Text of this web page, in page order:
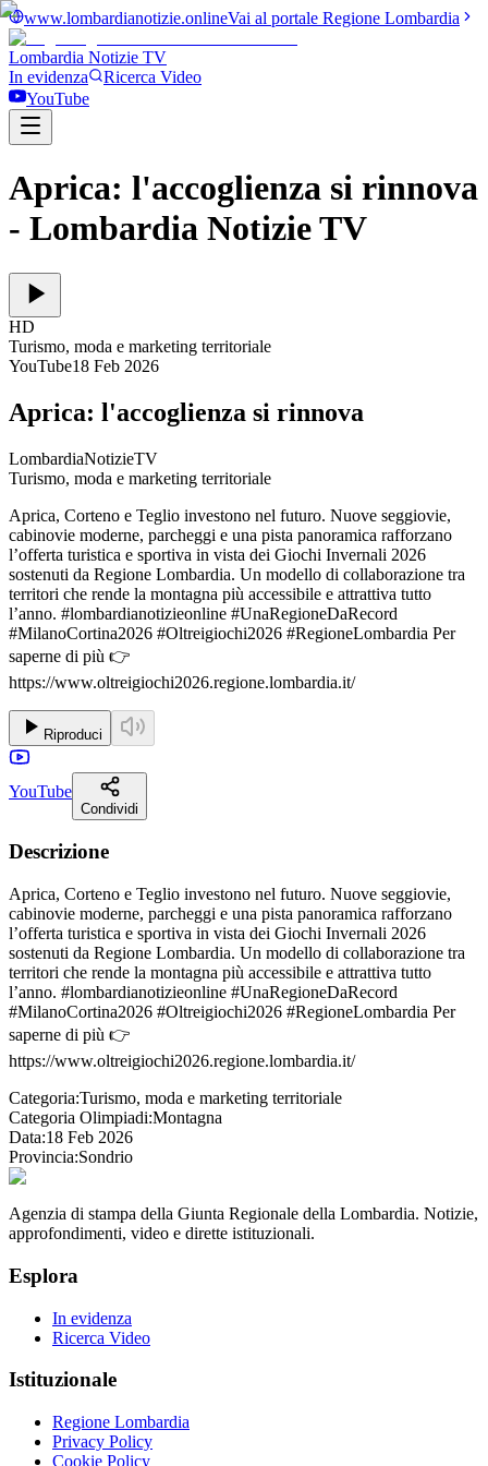
www.lombardianotizie.onlineVai al portale Regione Lombardia
Lombardia Notizie TV
In evidenza
Ricerca Video
YouTube
Aprica: l'accoglienza si rinnova
- Lombardia Notizie TV
HD
Turismo, moda e marketing territoriale
YouTube18 Feb 2026
Aprica: l'accoglienza si rinnova
LombardiaNotizieTV
Turismo, moda e marketing territoriale
Aprica, Corteno e Teglio investono nel futuro. Nuove seggiovie,
cabinovie moderne, parcheggi e una pista panoramica rafforzano
l’offerta turistica e sportiva in vista dei Giochi Invernali 2026
sostenuti da Regione Lombardia. Un modello di collaborazione tra
territori che rende la montagna più accessibile e attrattiva tutto
l’anno. #lombardianotizieonline #UnaRegioneDaRecord
#MilanoCortina2026 #Oltreigiochi2026 #RegioneLombardia Per
saperne di più 👉
https://www.oltreigiochi2026.regione.lombardia.it/
Riproduci
YouTube
Condividi
Descrizione
Aprica, Corteno e Teglio investono nel futuro. Nuove seggiovie,
cabinovie moderne, parcheggi e una pista panoramica rafforzano
l’offerta turistica e sportiva in vista dei Giochi Invernali 2026
sostenuti da Regione Lombardia. Un modello di collaborazione tra
territori che rende la montagna più accessibile e attrattiva tutto
l’anno. #lombardianotizieonline #UnaRegioneDaRecord
#MilanoCortina2026 #Oltreigiochi2026 #RegioneLombardia Per
saperne di più 👉
https://www.oltreigiochi2026.regione.lombardia.it/
Categoria:Turismo, moda e marketing territoriale
Categoria Olimpiadi:Montagna
Data:18 Feb 2026
Provincia:Sondrio
Agenzia di stampa della Giunta Regionale della Lombardia. Notizie,
approfondimenti, video e dirette istituzionali.
Esplora
In evidenza
Ricerca Video
Istituzionale
Regione Lombardia
Privacy Policy
Cookie Policy